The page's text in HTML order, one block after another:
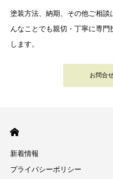
塗装方法、納期、その他ご相
んなことでも親切・丁寧に専
します。
お問合
新着情報
プライバシーポリシー